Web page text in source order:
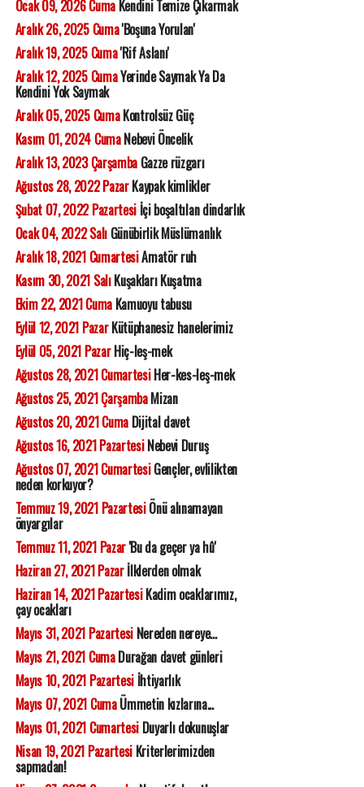
Ocak 09, 2026 CumaKendini Temize Çıkarmak
Aralık 26, 2025 Cuma'Boşuna Yorulan'
Aralık 19, 2025 Cuma'Rif Aslanı'
Aralık 12, 2025 CumaYerinde Saymak Ya Da
Kendini Yok Saymak
Aralık 05, 2025 CumaKontrolsüz Güç
Kasım 01, 2024 CumaNebevi Öncelik
Aralık 13, 2023 ÇarşambaGazze rüzgarı
Ağustos 28, 2022 PazarKaypak kimlikler
Şubat 07, 2022 Pazartesiİçi boşaltılan dindarlık
Ocak 04, 2022 SalıGünübirlik Müslümanlık
Aralık 18, 2021 CumartesiAmatör ruh
Kasım 30, 2021 SalıKuşakları Kuşatma
Ekim 22, 2021 CumaKamuoyu tabusu
Eylül 12, 2021 PazarKütüphanesiz hanelerimiz
Eylül 05, 2021 PazarHiç-leş-mek
Ağustos 28, 2021 CumartesiHer-kes-leş-mek
Ağustos 25, 2021 ÇarşambaMizan
Ağustos 20, 2021 CumaDijital davet
Ağustos 16, 2021 PazartesiNebevi Duruş
Ağustos 07, 2021 CumartesiGençler, evlilikten
neden korkuyor?
Temmuz 19, 2021 PazartesiÖnü alınamayan
önyargılar
Temmuz 11, 2021 Pazar'Bu da geçer ya hû'
Haziran 27, 2021 Pazarİlklerden olmak
Haziran 14, 2021 PazartesiKadim ocaklarımız,
çay ocakları
Mayıs 31, 2021 PazartesiNereden nereye...
Mayıs 21, 2021 CumaDurağan davet günleri
Mayıs 10, 2021 Pazartesiİhtiyarlık
Mayıs 07, 2021 CumaÜmmetin kızlarına...
Mayıs 01, 2021 CumartesiDuyarlı dokunuşlar
Nisan 19, 2021 PazartesiKriterlerimizden
sapmadan!